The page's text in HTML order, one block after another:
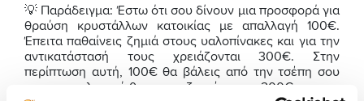
💡 Παράδειγμα: Έστω ότι σου δίνουν μια προσφορά για
θραύση κρυστάλλων κατοικίας με απαλλαγή 100€.
Έπειτα παθαίνεις ζημιά στους υαλοπίνακες και για την
αντικατάστασή τους χρειάζονται 300€. Στην
περίπτωση αυτή, 100€ θα βάλεις από την τσέπη σου
και η ασφαλιστική θα σε αποζημιώσει για 200€.